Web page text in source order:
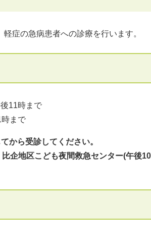
症の急病患者への診療を行います。
11時まで
まで
から受診してください。
企地区こども夜間救急センター(午後